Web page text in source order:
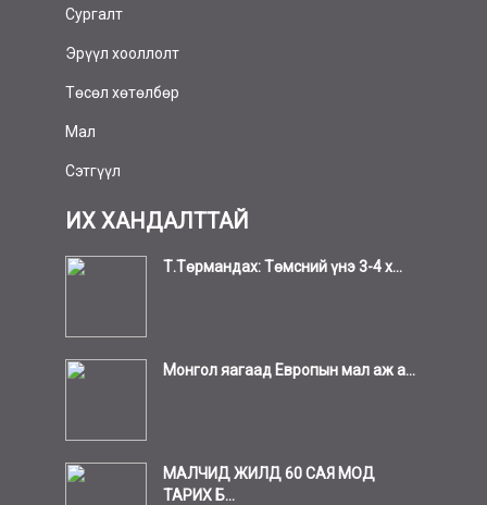
Сургалт
Эрүүл хооллолт
Төсөл хөтөлбөр
Мал
Сэтгүүл
ИХ ХАНДАЛТТАЙ
Т.Төрмандах: Төмсний үнэ 3-4 х...
Монгол яагаад Европын мал аж а...
МАЛЧИД ЖИЛД 60 САЯ МОД
ТАРИХ Б...